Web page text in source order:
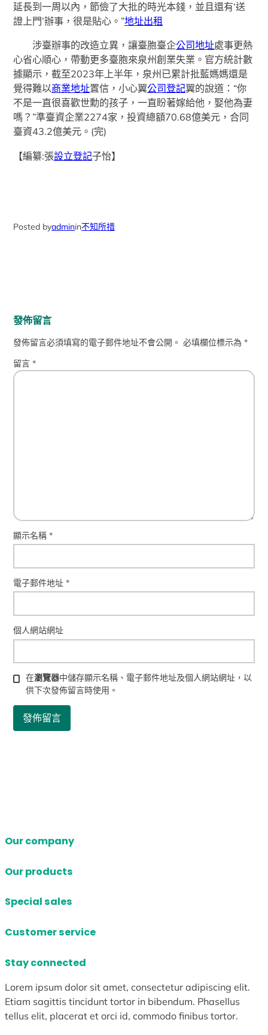
延長到一周以內，節儉了大批的時光本錢，並且還有‘送
證上門’辦事，很是貼心。”地址出租
涉臺辦事的改造立異，讓臺胞臺企公司地址處事更熱
心省心順心，帶動更多臺胞來泉州創業失業。官方統計數
據顯示，截至2023年上半年，泉州已累計批藍媽媽還是
覺得難以商業地址置信，小心翼公司登記翼的說道：“你
不是一直很喜歡世勳的孩子，一直盼著嫁給他，娶他為妻
嗎？”準臺資企業2274家，投資總額70.68億美元，合同
臺資43.2億美元。(完)
【編纂:張設立登記子怡】
Posted byadminin不知所措
發佈留言
發佈留言必須填寫的電子郵件地址不會公開。 必填欄位標示為*
留言*
顯示名稱*
電子郵件地址*
個人網站網址
在瀏覽器中儲存顯示名稱、電子郵件地址及個人網站網址，以
供下次發佈留言時使用。
Our company
Our products
Special sales
Customer service
Stay connected
Lorem ipsum dolor sit amet, consectetur adipiscing elit.
Etiam sagittis tincidunt tortor in bibendum. Phasellus
tellus elit, placerat et orci id, commodo finibus tortor.